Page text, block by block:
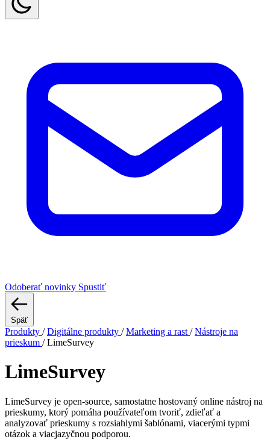
Odoberať novinky Spustiť
Späť
Produkty / Digitálne produkty / Marketing a rast / Nástroje na
prieskum / LimeSurvey
LimeSurvey
LimeSurvey je open-source, samostatne hostovaný online nástroj na
prieskumy, ktorý pomáha používateľom tvoriť, zdieľať a
analyzovať prieskumy s rozsiahlymi šablónami, viacerými typmi
otázok a viacjazyčnou podporou.